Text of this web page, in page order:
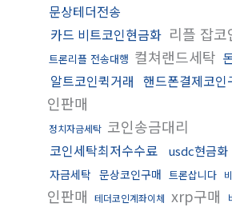
문상테더전송
카드 비트코인현금화 리플 잡코
트론리플 전송대행 컬쳐랜드세탁
알트코인퀵거래 핸드폰결제코인
인판매
정치자금세탁 코인송금대리
코인세탁최저수수료 usdc현금화
자금세탁 문상코인구매 트론삽니다
인판매 테더코인계좌이체 xrp구매